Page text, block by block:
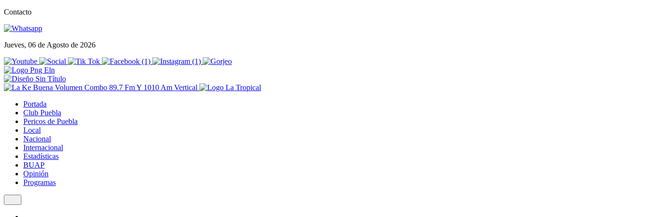
Contacto
Jueves, 06 de Agosto de 2026
Portada
Club Puebla
Pericos de Puebla
Local
Nacional
Internacional
Estadísticas
BUAP
Opinión
Programas